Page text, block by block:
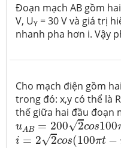
Đoạn mạch AB gồm
V, UY = 30 V và giá trị
nhanh pha hơn i. Vậy
Cho mạch điện gồm
trong đó: x,y có thể là
thế giữa hai đầu đoạn
uAB = 200√2cos100
uAB=2002 cos100πt
i = 2√2cos(100πt −
i=22cos(100πt−π/6)